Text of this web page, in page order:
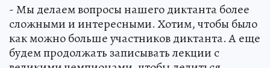
- Мы делаем вопросы нашего диктанта более
сложными и интересными. Хотим, чтобы было
как можно больше участников диктанта. А еще
будем продолжать записывать лекции с